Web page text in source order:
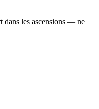
dans les ascensions — ne